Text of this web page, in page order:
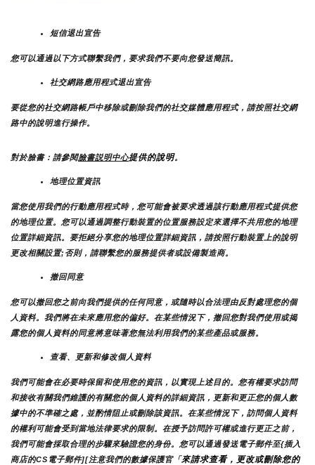
短信退出宣告
您可以通過以下方式聯繫我們，要求我們不要向您發送簡訊。
社交網路應用程式退出宣告
要從您的社交網路帳戶中移除或刪除我們的社交媒體應用程式，請按照社交網
路中的說明進行操作。
對於臉書：請參閱臉書説明中心提供的說明。
地理位置資訊
當您使用我們的行動應用程式時，您可能會被要求透過該行動應用程式提供您
的地理位置。您可以通過調整行動裝置的位置服務設定來選擇不共用您的地理
位置詳細資訊。要拒絕分享您的地理位置詳細資訊，請按照行動裝置上的說明
更改相關設置;否則，請聯繫您的服務提供者或設備製造商。
撤回同意
您可以撤回您之前向我們提供的任何同意，或隨時以合法理由反對處理您的個
人資料。我們將在未來應用您的偏好。在某些情況下，撤回您對我們使用或揭
露您的個人資料的同意將意味著您無法利用我們的某些產品或服務。
查看、更新和修改個人資料
我們可能會在必要時保留和使用您的資訊，以實現上述目的。您有權要求訪問
和接收有關我們維護的有關您的個人資料的詳細資訊，更新和更正您的個人數
據中的不準確之處，並酌情阻止或刪除該資訊。在某些情況下，訪問個人資料
的權利可能會受到當地法律要求的限制。在授予訪問許可權或進行更正之前，
我們可能會採取合理的步驟來驗證您的身份。您可以通過發送電子郵件至{插入
商店的CS電子郵件][注意我們的數據保護官「來請求查看，更改或刪除您的